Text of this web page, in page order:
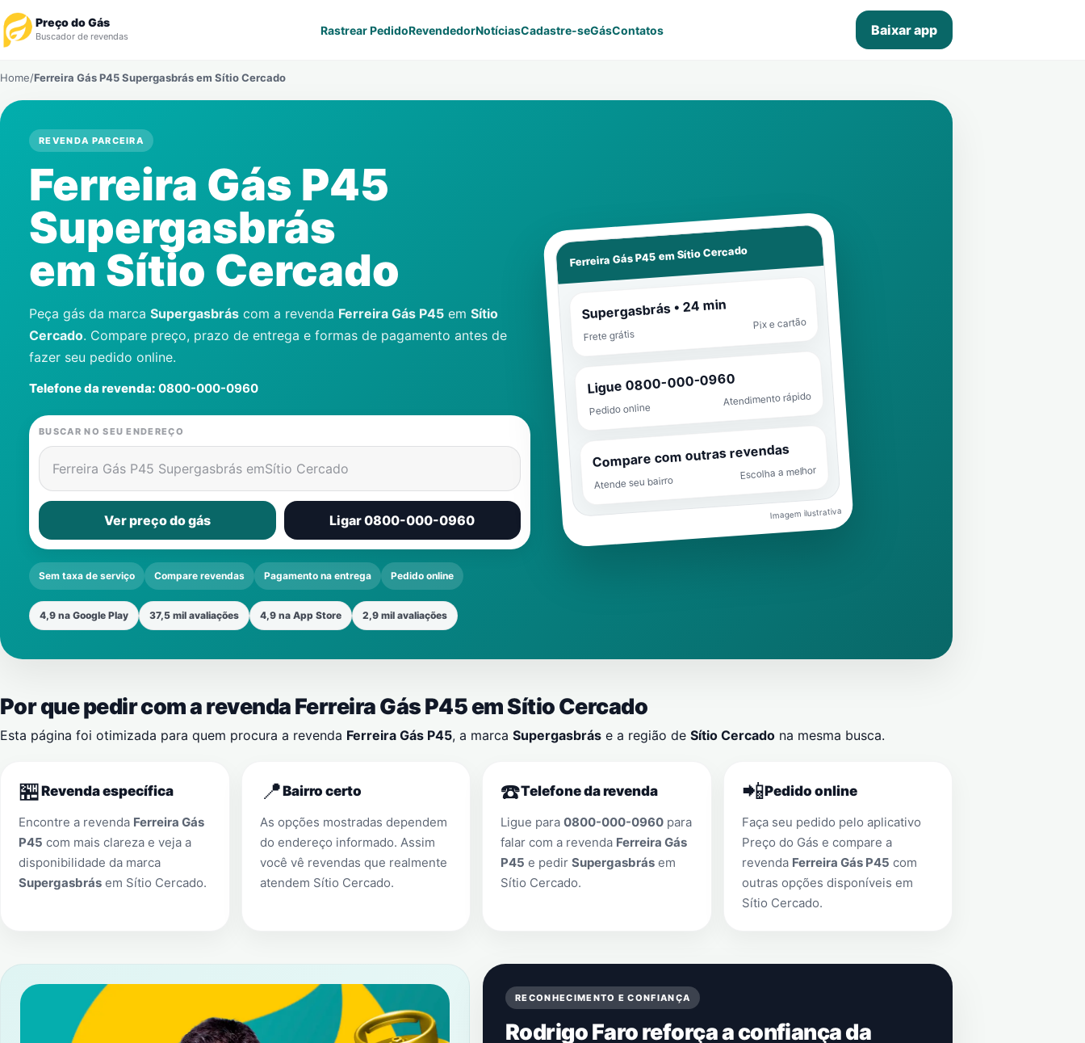
Preço do Gás
Buscador de revendas Rastrear PedidoRevendedorNotíciasCadastre-seGásContatos Baixar app
Revendedor
Notícias
Cadastre-se
Home/Ferreira Gás P45 Supergasbrás em Sítio Cercado
REVENDA PARCEIRA
Ferreira Gás P45
Supergasbrás
emSítio Cercado
Peça gás da marca Supergasbrás com a revenda Ferreira Gás P45 em Sítio
Cercado. Compare preço, prazo de entrega e formas de pagamento antes de
fazer seu pedido online.
Telefone da revenda: 0800-000-0960
BUSCAR NO SEU ENDEREÇO
Ferreira Gás P45 Supergasbrás emSítio Cercado
Ver preço do gás Ligar 0800-000-0960
Sem taxa de serviço Compare revendas Pagamento na entrega Pedido online
4,9 na Google Play 37,5 mil avaliações 4,9 na App Store 2,9 mil avaliações
Ferreira Gás P45 emSítio Cercado
Supergasbrás • 24 min
Frete grátis
Pix e cartão
Ligue 0800-000-0960
Pedido online
Atendimento rápido
Compare com outras revendas
Atende seu bairro
Escolha a melhor
Imagem ilustrativa
Por que pedir com a revenda Ferreira Gás P45 emSítio Cercado
Esta página foi otimizada para quem procura a revenda Ferreira Gás P45, a marca Supergasbrás e a região de Sítio Cercado na mesma busca.
🏪Revenda específica
Encontre a revenda Ferreira Gás
P45 com mais clareza e veja a
disponibilidade da marca
Supergasbrás em Sítio Cercado.
📍Bairro certo
As opções mostradas dependem
do endereço informado. Assim
você vê revendas que realmente
atendem Sítio Cercado.
☎️Telefone da revenda
Ligue para 0800-000-0960 para
falar com a revenda Ferreira Gás
P45 e pedir Supergasbrás em
Sítio Cercado.
📲Pedido online
Faça seu pedido pelo aplicativo
Preço do Gás e compare a
revenda Ferreira Gás P45 com
outras opções disponíveis em
Sítio Cercado.
RECONHECIMENTO E CONFIANÇA
Rodrigo Faro reforça a confiança da